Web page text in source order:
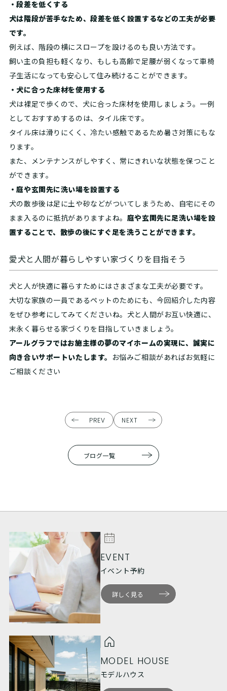
・段差を低くする
犬は階段が苦手なため、段差を低く設置するなどの工夫が必要
です。
例えば、階段の横にスロープを設けるのも良い方法です。
飼い主の負担も軽くなり、もしも高齢で足腰が弱くなって車椅
子生活になっても安心して住み続けることができます。
・犬に合った床材を使用する
犬は裸足で歩くので、犬に合った床材を使用しましょう。一例
としておすすめするのは、タイル床です。
タイル床は滑りにくく、冷たい感触であるため暑さ対策にもな
ります。
また、メンテナンスがしやすく、常にきれいな状態を保つこと
ができます。
・庭や玄関先に洗い場を設置する
犬の散歩後は足に土や砂などがついてしまうため、自宅にその
まま入るのに抵抗がありますよね。 庭や玄関先に足洗い場を設
置することで、散歩の後にすぐ足を洗うことができます。
愛犬と人間が暮らしやすい家づくりを目指そう
犬と人が快適に暮らすためにはさまざまな工夫が必要です。
大切な家族の一員であるペットのためにも、今回紹介した内容
をぜひ参考にしてみてくださいね。犬と人間がお互い快適に、
末永く暮らせる家づくりを目指していきましょう。
アールグラフではお施主様の夢のマイホームの実現に、誠実に
向き合いサポートいたします。 お悩みご相談があればお気軽に
ご相談ください
PREV NEXT
ブログ一覧
EVENT
イベント予約
詳しく見る
MODEL HOUSE
モデルハウス